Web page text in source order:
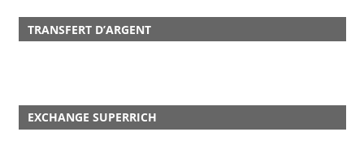
TRANSFERT D’ARGENT
EXCHANGE SUPERRICH